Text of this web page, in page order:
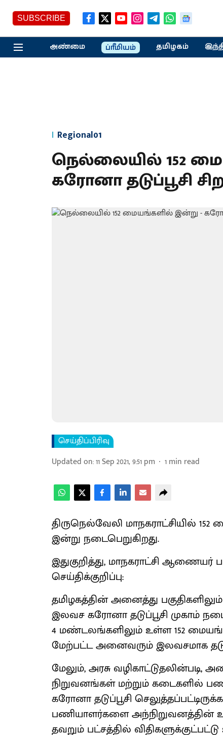
SUBSCRIBE
அண்மை ப்ரீமியம் தமிழகம்
Regional01
நெல்லையில் 152
கரோனா தடுப்பூசி
செய்திப்பிரிவு
Updated on:11 Sep 2021, 9:51 pm 1min read
திருநெல்வேலி மாநகராட்சியில் 152
இன்று நடைபெறுகிறது.
இதுகுறித்து, மாநகராட்சி
செய்திக்குறிப்பு:
தமிழகத்தின் அனைத்து
இலவச கரோனா தடுப்பூசி முகாம்
4 மண்டலங்களிலும் உள்ள 152
மேற்பட்ட அனைவரும் இலவசமாக
மேலும், அரசு வழிகாட்டுதலின்படி,
நிறுவனங்கள் மற்றும் கடைகளில்
கரோனா தடுப்பூசி
பணியாளர்களை அந்நிறுவனத்தின்
தவறும் பட்சத்தில்